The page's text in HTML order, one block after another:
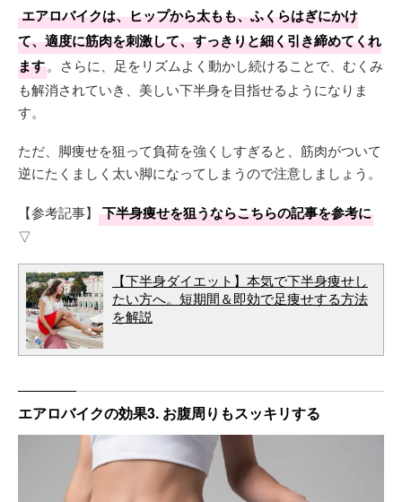
エアロバイクは、ヒップから太もも、ふくらはぎにかけ
て、適度に筋肉を刺激して、すっきりと細く引き締めてくれ
ます。さらに、足をリズムよく動かし続けることで、むくみ
も解消されていき、美しい下半身を目指せるようになりま
す。
ただ、脚痩せを狙って負荷を強くしすぎると、筋肉がついて
逆にたくましく太い脚になってしまうので注意しましょう。
【参考記事】 下半身痩せを狙うならこちらの記事を参考に
▽
【下半身ダイエット】本気で下半身痩せし
たい方へ。短期間＆即効で足痩せする方法
を解説
エアロバイクの効果3. お腹周りもスッキリする